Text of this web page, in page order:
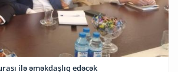
ilə əməkdaşlıq edəcək